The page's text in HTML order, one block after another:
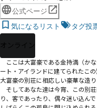
公式ページ
気になるリスト
タグ投
オンライン
ここは大富豪である金持満（か
ート・アイランドに建てられたこ
大富豪の別荘に相応しい豪華な造り
そしてあなた達は今宵、この別
り、客であったり、偶々迷い込ん